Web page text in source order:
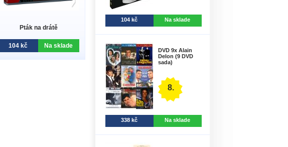
Pták na drátě
104 kč Na sklade
104 kč Na sklade
DVD 9x Alain
Delon (9 DVD
sada)
8.
338 kč Na sklade